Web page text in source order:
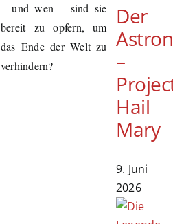
– und wen – sind sie
bereit zu opfern, um
das Ende der Welt zu
verhindern?
Der
–
Hail
Mary
9. Juni
2026